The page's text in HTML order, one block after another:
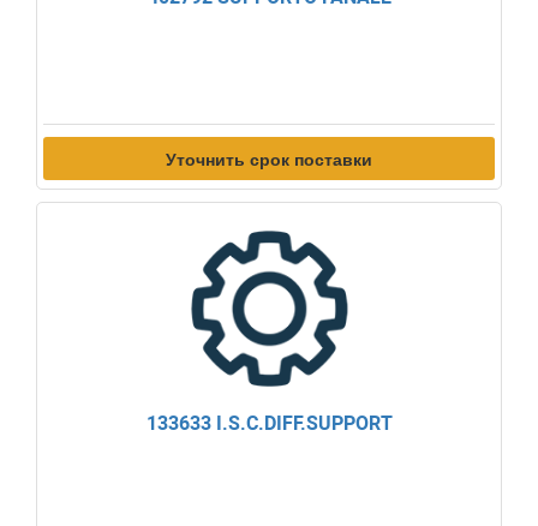
Уточнить срок поставки
133633 I.S.C.DIFF.SUPPORT